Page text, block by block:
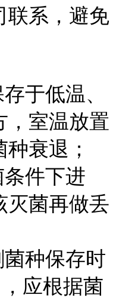
联系，避免
于低温、
，室温放置
衰退；
件下进
灭菌再做丢
种保存时
应根据菌